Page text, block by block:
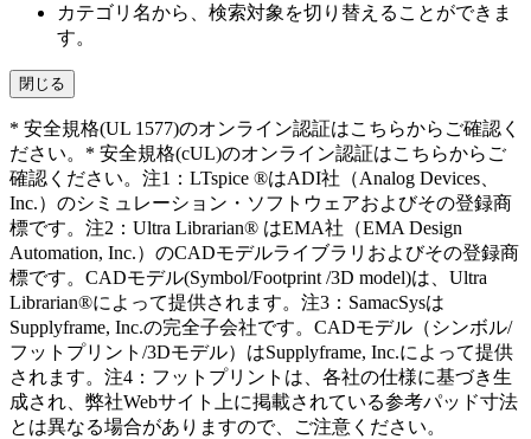
カテゴリ名から、検索対象を切り替えることができま
す。
閉じる
* 安全規格(UL 1577)のオンライン認証はこちらからご確認く
ださい。* 安全規格(cUL)のオンライン認証はこちらからご
確認ください。注1：LTspice ®はADI社（Analog Devices、
Inc.）のシミュレーション・ソフトウェアおよびその登録商
標です。注2：Ultra Librarian® はEMA社（EMA Design
Automation, Inc.）のCADモデルライブラリおよびその登録商
標です。CADモデル(Symbol/Footprint /3D model)は、Ultra
Librarian®によって提供されます。注3：SamacSysは
Supplyframe, Inc.の完全子会社です。CADモデル（シンボル/
フットプリント/3Dモデル）はSupplyframe, Inc.によって提供
されます。注4：フットプリントは、各社の仕様に基づき生
成され、弊社Webサイト上に掲載されている参考パッド寸法
とは異なる場合がありますので、ご注意ください。